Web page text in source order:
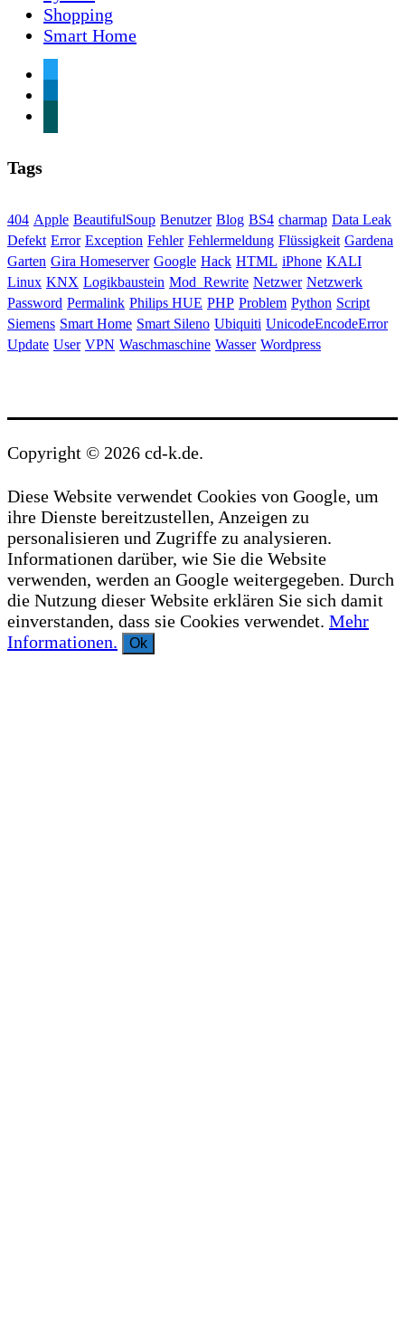
Shopping
Smart Home
Tags
404 Apple BeautifulSoup Benutzer Blog BS4 charmap Data Leak
Defekt Error Exception Fehler Fehlermeldung Flüssigkeit Gardena
Garten Gira Homeserver Google Hack HTML iPhone KALI
Linux KNX Logikbaustein Mod_Rewrite Netzwer Netzwerk
Password Permalink Philips HUE PHP Problem Python Script
Siemens Smart Home Smart Sileno Ubiquiti UnicodeEncodeError
Update User VPN Waschmaschine Wasser Wordpress
Copyright © 2026 cd-k.de.
Diese Website verwendet Cookies von Google, um
ihre Dienste bereitzustellen, Anzeigen zu
personalisieren und Zugriffe zu analysieren.
Informationen darüber, wie Sie die Website
verwenden, werden an Google weitergegeben. Durch
die Nutzung dieser Website erklären Sie sich damit
einverstanden, dass sie Cookies verwendet. Mehr
Informationen.
Ok